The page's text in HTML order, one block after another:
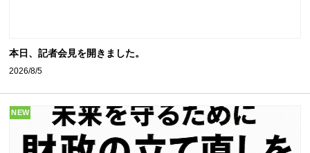
本日、記者会見を開きました。
2026/8/5
NEW